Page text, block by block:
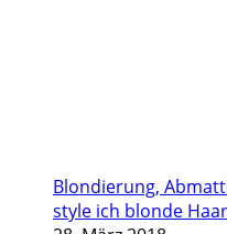
Blondierung,
style ich blonde